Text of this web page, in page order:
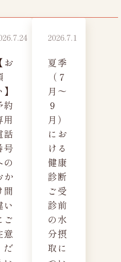
【お
約
用
話
号
の
か
間
い
ご
意
だ
2026.7.1
夏季
（７
月～
９
月）
にお
ける
健康
診断
ご受
診前
の水
分摂
取に